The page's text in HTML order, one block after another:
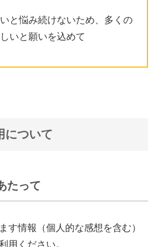
と悩み続けないため、多くの
いと願いを込めて
について
たって
す情報（個人的な感想を含む）
用ください。